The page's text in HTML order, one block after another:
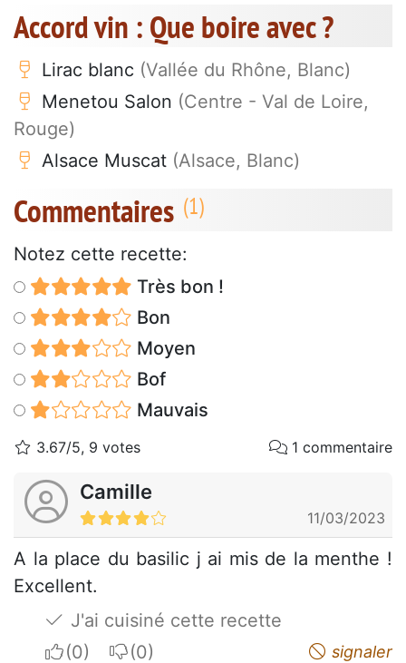
Accord vin : Que boire avec ?
Lirac blanc (Vallée du Rhône, Blanc)
Menetou Salon (Centre - Val de Loire,
Rouge)
Alsace Muscat (Alsace, Blanc)
Commentaires
Notez cette recette:
Très bon !
Bon
Moyen
Bof
Mauvais
3.67/5, 9 votes 1 commentaire
Camille
11/03/2023
A la place du basilic j ai mis de la menthe !
Excellent.
J'ai cuisiné cette recette
I apreciateI do not appreciate signaler